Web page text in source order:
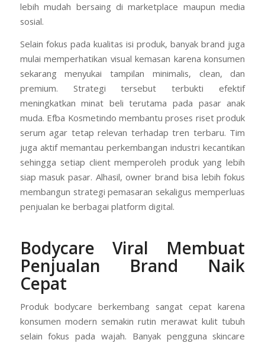
lebih mudah bersaing di marketplace maupun media
sosial.
Selain fokus pada kualitas isi produk, banyak brand juga
mulai memperhatikan visual kemasan karena konsumen
sekarang menyukai tampilan minimalis, clean, dan
premium. Strategi tersebut terbukti efektif
meningkatkan minat beli terutama pada pasar anak
muda. Efba Kosmetindo membantu proses riset produk
serum agar tetap relevan terhadap tren terbaru. Tim
juga aktif memantau perkembangan industri kecantikan
sehingga setiap client memperoleh produk yang lebih
siap masuk pasar. Alhasil, owner brand bisa lebih fokus
membangun strategi pemasaran sekaligus memperluas
penjualan ke berbagai platform digital.
Bodycare Viral Membuat
Penjualan Brand Naik
Cepat
Produk bodycare berkembang sangat cepat karena
konsumen modern semakin rutin merawat kulit tubuh
selain fokus pada wajah. Banyak pengguna skincare